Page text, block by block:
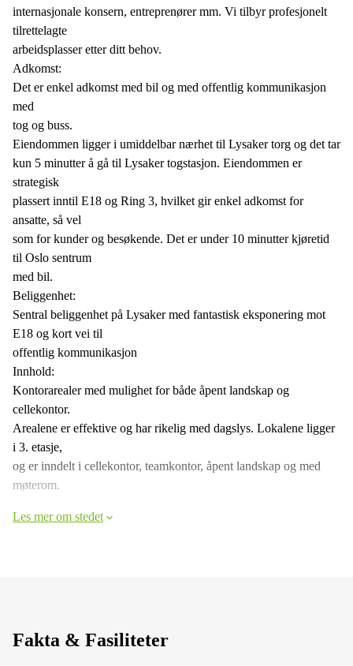
internasjonale konsern, entreprenører mm. Vi tilbyr profesjonelt
tilrettelagte
arbeidsplasser etter ditt behov.
Adkomst:
Det er enkel adkomst med bil og med offentlig kommunikasjon
med
tog og buss.
Eiendommen ligger i umiddelbar nærhet til Lysaker torg og det tar
kun 5 minutter å gå til Lysaker togstasjon. Eiendommen er
strategisk
plassert inntil E18 og Ring 3, hvilket gir enkel adkomst for
ansatte, så vel
som for kunder og besøkende. Det er under 10 minutter kjøretid
til Oslo sentrum
med bil.
Beliggenhet:
Sentral beliggenhet på Lysaker med fantastisk eksponering mot
E18 og kort vei til
offentlig kommunikasjon
Innhold:
Kontorarealer med mulighet for både åpent landskap og
cellekontor.
Arealene er effektive og har rikelig med dagslys. Lokalene ligger
i 3. etasje,
og er inndelt i cellekontor, teamkontor, åpent landskap og med
møterom.
Les mer om stedet
Fakta & Fasiliteter